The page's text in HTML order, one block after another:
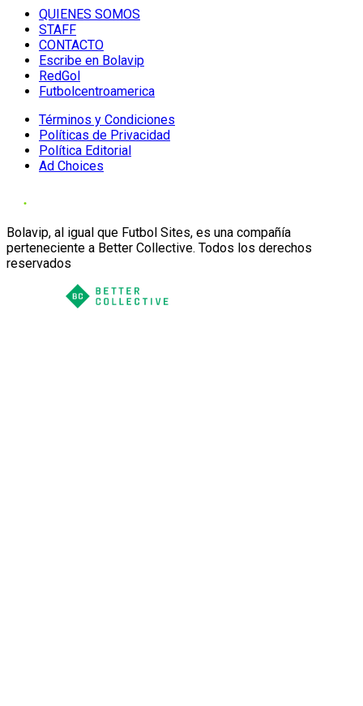
QUIENES SOMOS
STAFF
CONTACTO
Escribe en Bolavip
RedGol
Futbolcentroamerica
Términos y Condiciones
Políticas de Privacidad
Política Editorial
Ad Choices
Bolavip, al igual que Futbol Sites, es una compañía
perteneciente a Better Collective. Todos los derechos
reservados